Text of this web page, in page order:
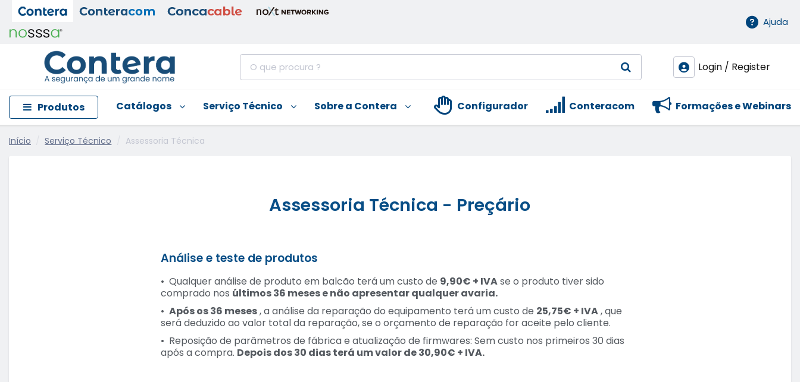
Ajuda
Login / Register
Produtos Catálogos Serviço Técnico Sobre a Contera Formações e Webinars
Conteracom
Configurador
Início Serviço Técnico Assessoria Técnica
Assessoria Técnica - Preçário
Análise e teste de produtos
•⁠ ⁠Qualquer análise de produto em balcão terá um custo de 9,90€ + IVAse o produto tiver sido
comprado nos últimos 36 meses e não apresentar qualquer avaria.
•⁠ ⁠ Após os 36 meses, a análise da reparação do equipamento terá um custo de 25,75€ + IVA, que
será deduzido ao valor total da reparação, se o orçamento de reparação for aceite pelo cliente.
•⁠ ⁠Reposição de parâmetros de fábrica e atualização de firmwares: Sem custo nos primeiros 30 dias
após a compra. Depois dos 30 dias terá um valor de 30,90€ + IVA.